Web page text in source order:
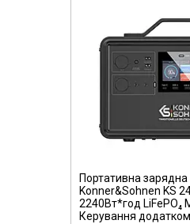
Портативна зарядна
Konner&Sohnen KS
2240Вт*год LiFePO₄
Керування
KS